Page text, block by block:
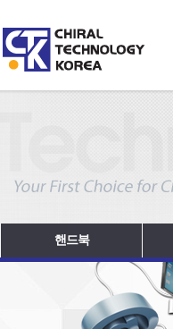
Company
핸드북